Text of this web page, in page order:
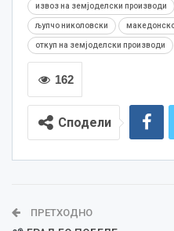
извоз на земјоделски производи
љупчо николовски
откуп на земјоделски производи
162
Сподели
ПРЕТХОДНО